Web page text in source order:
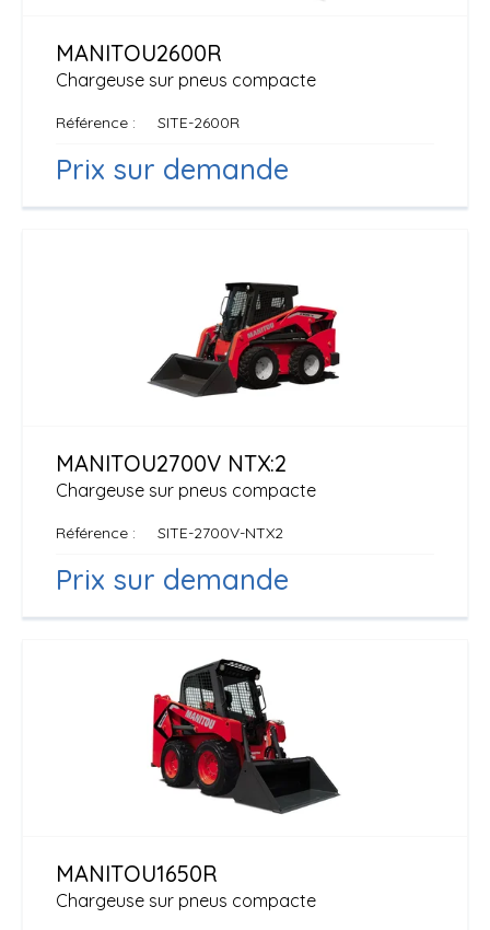
Chargeuse sur pneus compacte
MANITOU2600R
Référence SITE-2600R
Prix sur demande
Chargeuse sur pneus compacte
MANITOU2700V NTX:2
Référence SITE-2700V-NTX2
Prix sur demande
Chargeuse sur pneus compacte
MANITOU1650R